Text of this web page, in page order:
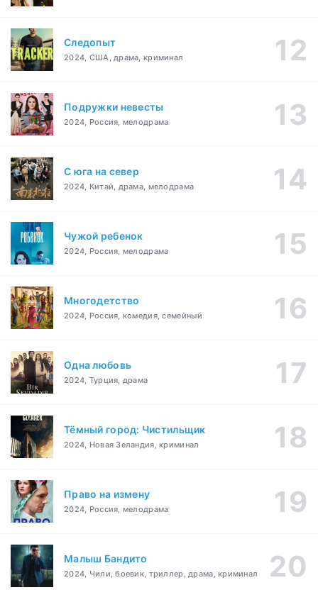
Следопыт
2024, США, драма, криминал
Подружки невесты
2024, Россия, мелодрама
С юга на север
2024, Китай, драма, мелодрама
Чужой ребенок
2024, Россия, мелодрама
Многодетство
2024, Россия, комедия, семейный
Одна любовь
2024, Турция, драма
Тёмный город: Чистильщик
2024, Новая Зеландия, криминал
Право на измену
2024, Россия, мелодрама
Малыш Бандито
2024, Чили, боевик, триллер, драма, криминал